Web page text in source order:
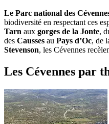
Le Parc national des
biodiversité en respectant ces
Tarn aux gorges de la Jonte,
des Causses au Pays d’Oc, de
Stevenson, les Cévennes
Les Cévennes par